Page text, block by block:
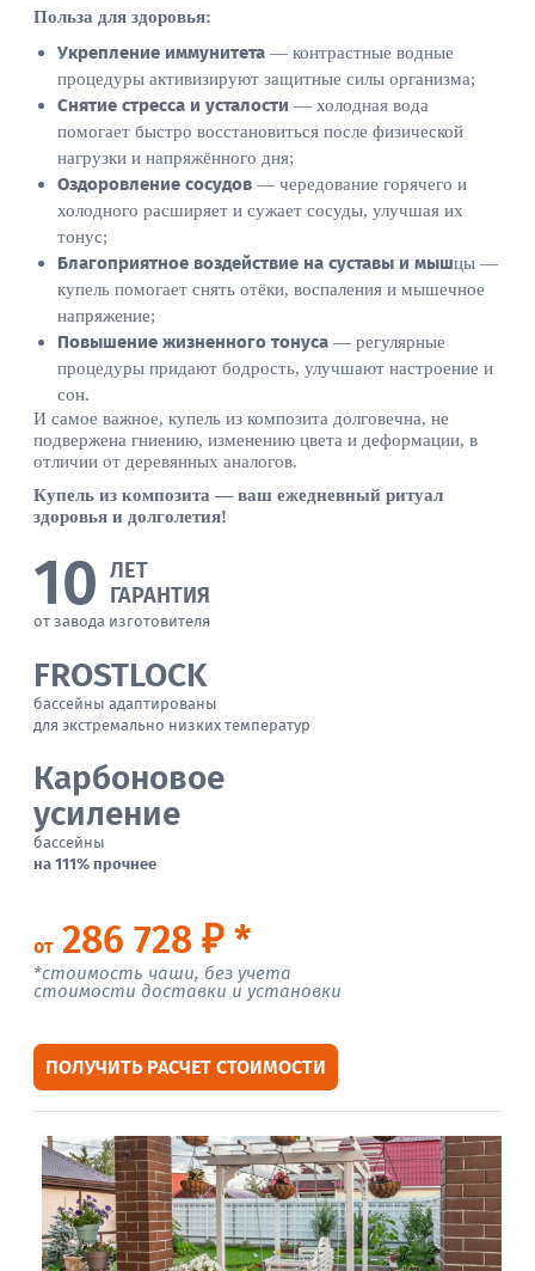
Польза для здоровья:
Укрепление иммунитета — контрастные водные
процедуры активизируют защитные силы организма;
Снятие стресса и усталости — холодная вода
помогает быстро восстановиться после физической
нагрузки и напряжённого дня;
Оздоровление сосудов — чередование горячего и
холодного расширяет и сужает сосуды, улучшая их
тонус;
Благоприятное воздействие на суставы и мышцы —
купель помогает снять отёки, воспаления и мышечное
напряжение;
Повышение жизненного тонуса — регулярные
процедуры придают бодрость, улучшают настроение и
сон.
И самое важное, купель из композита долговечна, не
подвержена гниению, изменению цвета и деформации, в
отличии от деревянных аналогов.
Купель из композита — ваш ежедневный ритуал
здоровья и долголетия!
10 ЛЕТ
ГАРАНТИЯ
от завода изготовителя
FROSTLOCK
бассейны адаптированы
для экстремально низких температур
Карбоновое
усиление
бассейны
на 111% прочнее
от286 728 ₽ *
*стоимость чаши, без учета
стоимости доставки и установки
ПОЛУЧИТЬ РАСЧЕТ СТОИМОСТИ